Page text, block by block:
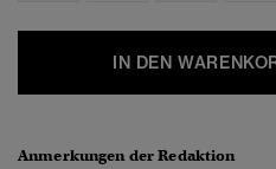
IN DEN
Anmerkungen der Redaktion